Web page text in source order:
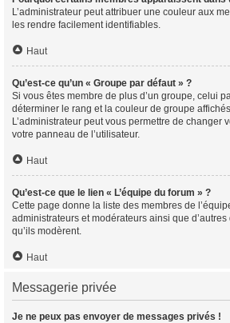
L’administrateur peut attribuer une couleur aux
les rendre facilement identifiables.
Haut
Qu’est-ce qu’un « Groupe par défaut » ?
Si vous êtes membre de plus d’un groupe, celui
déterminer le rang et la couleur de groupe
L’administrateur peut vous permettre de changer
votre panneau de l’utilisateur.
Haut
Qu’est-ce que le lien « L’équipe du forum » ?
Cette page donne la liste des membres de
administrateurs et modérateurs ainsi que
qu’ils modèrent.
Haut
Messagerie privée
Je ne peux pas envoyer de messages privés !